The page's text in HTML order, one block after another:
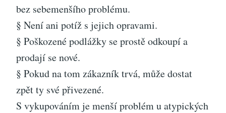
bez sebemenšího problému.
§ Není ani potíž s jejich opravami.
§ Poškozené podlážky se prostě odkoupí a
prodají se nové.
§ Pokud na tom zákazník trvá, může dostat
zpět ty své přivezené.
S vykupováním je menší problém u atypických